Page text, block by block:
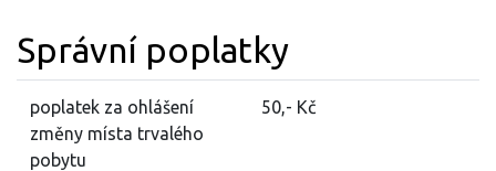
Správní poplatky
poplatek za ohlášení
změny místa trvalého
pobytu
50,- Kč